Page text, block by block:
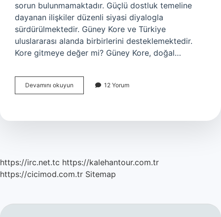
sorun bulunmamaktadır. Güçlü dostluk temeline
dayanan ilişkiler düzenli siyasi diyalogla
sürdürülmektedir. Güney Kore ve Türkiye
uluslararası alanda birbirlerini desteklemektedir.
Kore gitmeye değer mi? Güney Kore, doğal…
Devamını okuyun
Guvenilir
12 Yorum
https://irc.net.tc https://kalehantour.com.tr
https://cicimod.com.tr Sitemap